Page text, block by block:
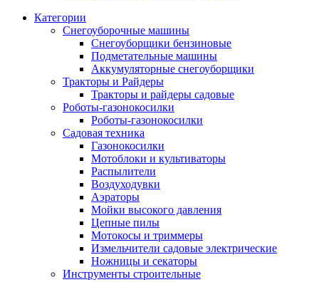
Категории
Снегоуборочные машины
Снегоуборщики бензиновые
Подметательные машины
Аккумуляторные снегоуборщики
Тракторы и Райдеры
Тракторы и райдеры садовые
Роботы-газонокосилки
Роботы-газонокосилки
Садовая техника
Газонокосилки
Мотоблоки и культиваторы
Распылители
Воздуходувки
Аэраторы
Мойки высокого давления
Цепные пилы
Мотокосы и триммеры
Измельчители садовые электрические
Ножницы и секаторы
Инструменты строительные